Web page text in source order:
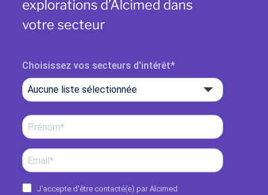
explorations d’Alcimed dans
votre secteur
Choisissez vos secteurs d'intérêt
Aucune liste sélectionnée
J'accepte d'être contacté(e) par Alcimed